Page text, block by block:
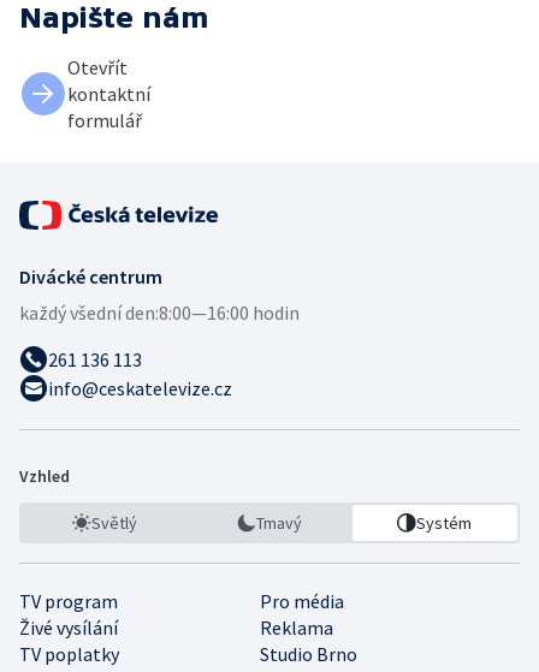
Napište nám
Otevřít
kontaktní
formulář
Divácké centrum
každý všední den:8:00—16:00 hodin
261 136 113
info@ceskatelevize.cz
Vzhled
Světlý Tmavý Systém
TV program
Pro média
Živé vysílání
Reklama
TV poplatky
Studio Brno